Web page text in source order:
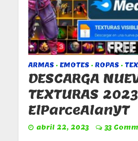
ARMAS • EMOTES • ROPAS •
DESCARGA
TEXTURAS
ElParceAlanYT
abril 22, 2023 33